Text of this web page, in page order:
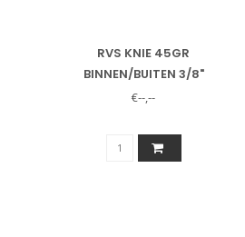
RVS KNIE 45GR
BINNEN/BUITEN 3/8"
€--,--